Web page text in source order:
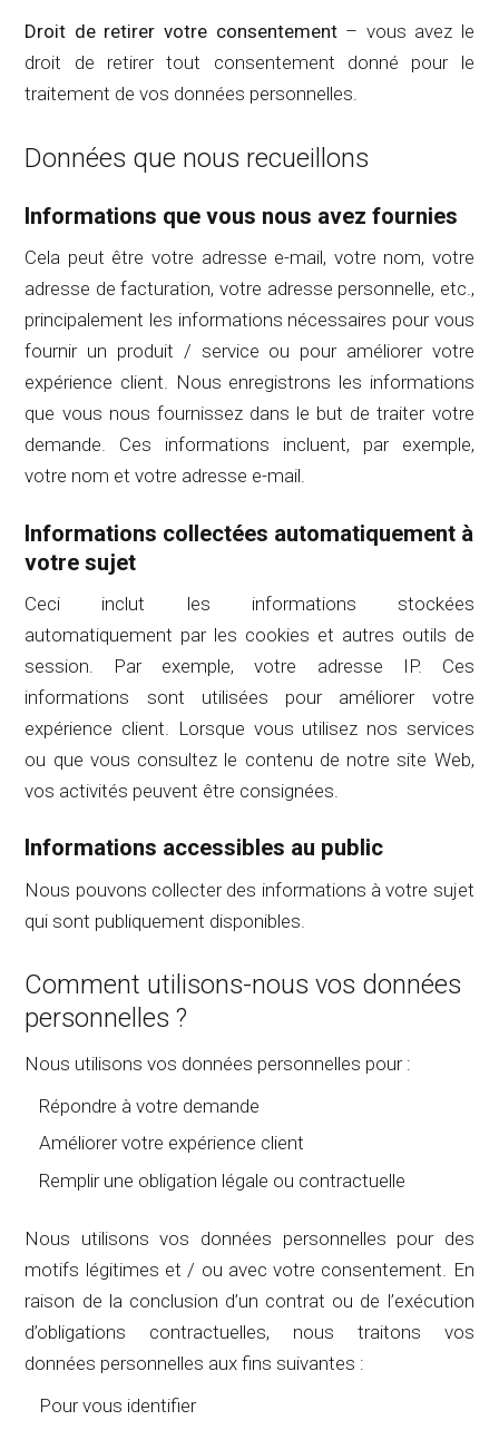
Droit de retirer votre consentement– vous avez le
droit de retirer tout consentement donné pour le
traitement de vos données personnelles.
Données que nous recueillons
Informations que vous nous avez fournies
Cela peut être votre adresse e-mail, votre nom, votre
adresse de facturation, votre adresse personnelle, etc.,
principalement les informations nécessaires pour vous
fournir un produit / service ou pour améliorer votre
expérience client. Nous enregistrons les informations
que vous nous fournissez dans le but de traiter votre
demande. Ces informations incluent, par exemple,
votre nom et votre adresse e-mail.
Informations collectées automatiquement à
votre sujet
Ceci inclut les informations stockées
automatiquement par les cookies et autres outils de
session. Par exemple, votre adresse IP. Ces
informations sont utilisées pour améliorer votre
expérience client. Lorsque vous utilisez nos services
ou que vous consultez le contenu de notre site Web,
vos activités peuvent être consignées.
Informations accessibles au public
Nous pouvons collecter des informations à votre sujet
qui sont publiquement disponibles.
Comment utilisons-nous vos données
personnelles ?
Nous utilisons vos données personnelles pour :
Répondre à votre demande
Améliorer votre expérience client
Remplir une obligation légale ou contractuelle
Nous utilisons vos données personnelles pour des
motifs légitimes et / ou avec votre consentement. En
raison de la conclusion d’un contrat ou de l’exécution
d’obligations contractuelles, nous traitons vos
données personnelles aux fins suivantes :
Pour vous identifier